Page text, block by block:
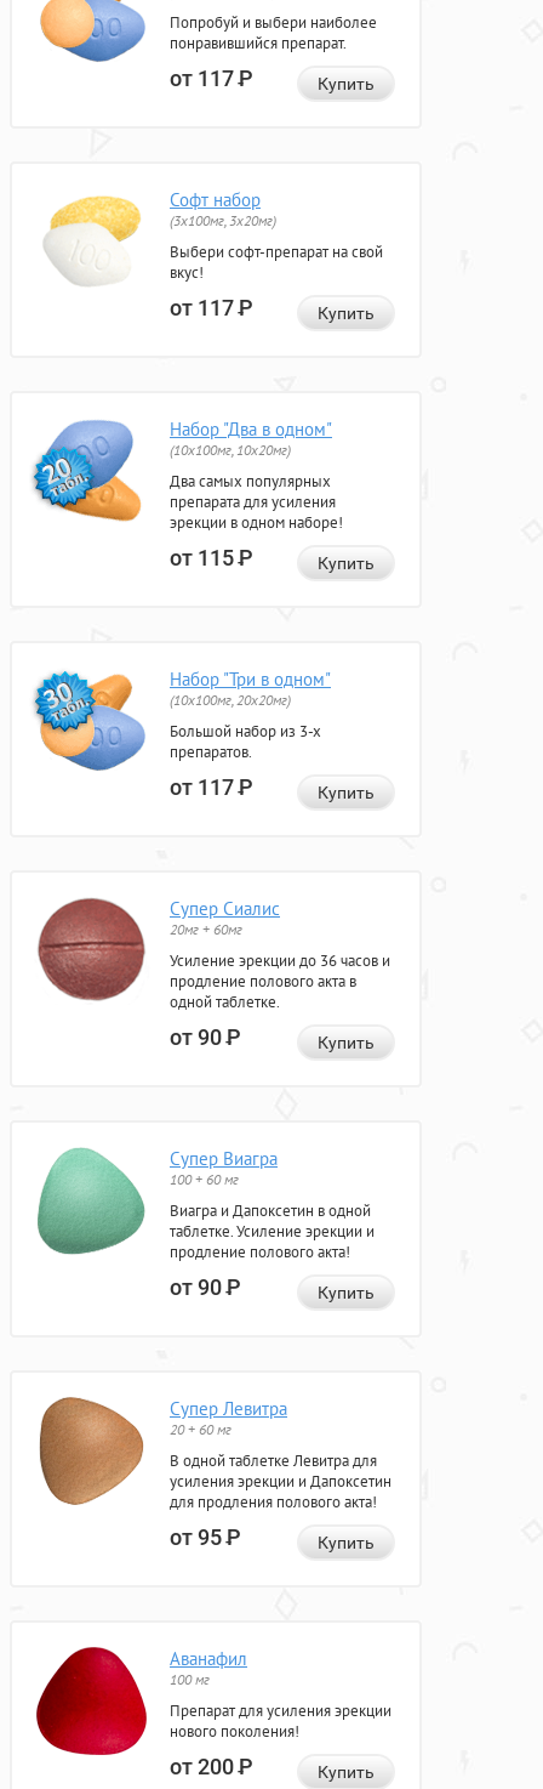
Попробуй и выбери наиболее
понравившийся препарат.
от 117Р Купить
Софт набор
(3x100мг, 3x20мг)
Выбери софт-препарат на свой
вкус!
от 117Р Купить
Набор "Два в одном"
(10x100мг, 10x20мг)
Два самых популярных
препарата для усиления
эрекции в одном наборе!
от 115Р Купить
Набор "Три в одном"
(10x100мг, 20x20мг)
Большой набор из 3-х
препаратов.
от 117Р Купить
Супер Сиалис
20мг + 60мг
Усиление эрекции до 36 часов и
продление полового акта в
одной таблетке.
от 90Р Купить
Супер Виагра
100 + 60 мг
Виагра и Дапоксетин в одной
таблетке. Усиление эрекции и
продление полового акта!
от 90Р Купить
Супер Левитра
20 + 60 мг
В одной таблетке Левитра для
усиления эрекции и Дапоксетин
для продления полового акта!
от 95Р Купить
Аванафил
100 мг
Препарат для усиления эрекции
нового поколения!
от 200Р Купить